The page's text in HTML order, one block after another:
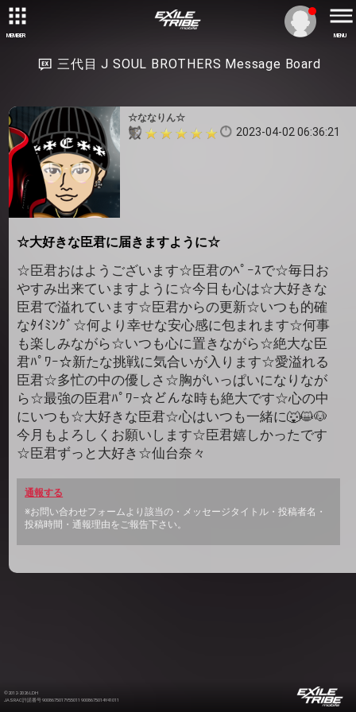
MEMBER MENU
三代目 J SOUL BROTHERS Message Board
☆ななりん☆
2023-04-02 06:36:21
☆大好きな臣君に届きますように☆
☆臣君おはようございます☆臣君のﾍﾟｰｽで☆毎日お
やすみ出来ていますように☆今日も心は☆大好きな
臣君で溢れています☆臣君からの更新☆いつも的確
なﾀｲﾐﾝｸﾞ☆何より幸せな安心感に包まれます☆何事
も楽しみながら☆いつも心に置きながら☆絶大な臣
君ﾊﾟﾜｰ☆新たな挑戦に気合いが入ります☆愛溢れる
臣君☆多忙の中の優しさ☆胸がいっぱいになりなが
ら☆最強の臣君ﾊﾟﾜｰ☆どんな時も絶大です☆心の中
にいつも☆大好きな臣君☆心はいつも一緒に🐺😺🐶
今月もよろしくお願いします☆臣君嬉しかったです
☆臣君ずっと大好き☆仙台奈々
通報する
※お問い合わせフォームより該当の・メッセージタイトル・投稿者名・
投稿時間・通報理由をご報告下さい。
©2012-2026 LDH
JASRAC許諾番号 9008675017Y55011 9008675014Y41011